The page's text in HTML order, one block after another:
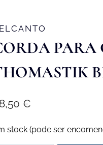
€
stock (pode ser